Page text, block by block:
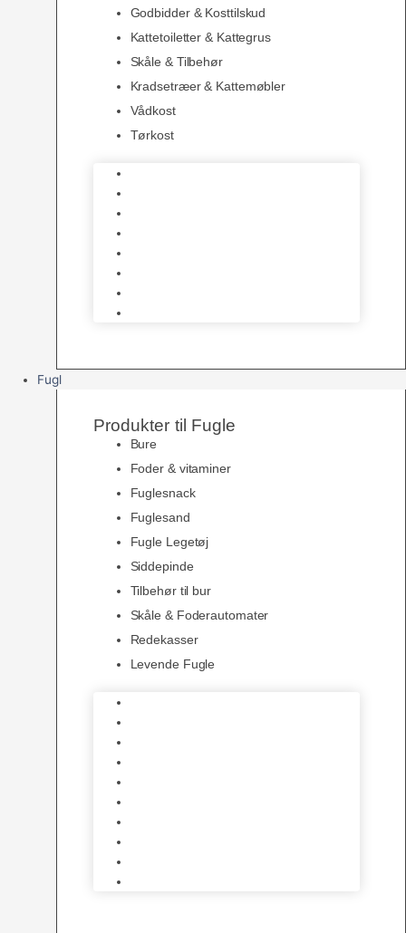
Godbidder & Kosttilskud
Kattetoiletter & Kattegrus
Skåle & Tilbehør
Kradsetræer & Kattemøbler
Vådkost
Tørkost
Fugl
Produkter til Fugle
Bure
Foder & vitaminer
Fuglesnack
Fuglesand
Fugle Legetøj
Siddepinde
Tilbehør til bur
Skåle & Foderautomater
Redekasser
Levende Fugle